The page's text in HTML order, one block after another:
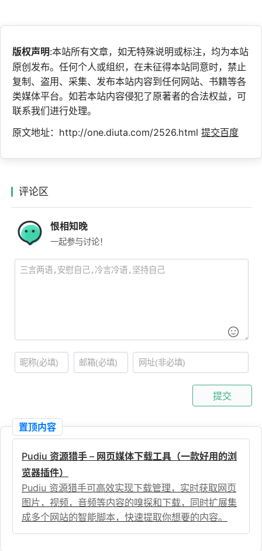
版权声明:本站所有文章，如无特殊说明或标注，均为本站
原创发布。任何个人或组织，在未征得本站同意时，禁止
复制、盗用、采集、发布本站内容到任何网站、书籍等各
类媒体平台。如若本站内容侵犯了原著者的合法权益，可
联系我们进行处理。
原文地址：http://one.diuta.com/2526.html 提交百度
评论区
恨相知晚
一起参与讨论！
提交
置顶内容
Pudiu 资源猎手 – 网页媒体下载工具（一款好用的浏
览器插件）
Pudiu 资源猎手可高效实现下载管理，实时获取网页
图片，视频，音频等内容的嗅探和下载，同时扩展集
成多个网站的智能脚本，快速提取你想要的内容。